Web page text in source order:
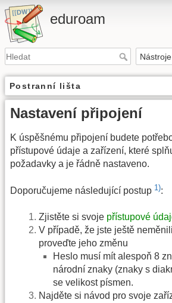
eduroam
Postranní lišta
Nastavení připojení
K úspěšnému připojení budete
přístupové údaje a zařízení, které
požadavky a je řádně nastaveno.
Doporučujeme následující postup 1):
Zjistěte si svoje přístupové
V případě, že jste ještě
proveďte jeho změnu
Heslo musí mít alespoň 8
národní znaky (znaky s
se velikost písmen.
Najděte si návod pro svoje